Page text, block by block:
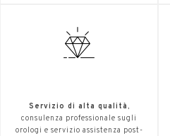
Servizio di alta qualità,
consulenza professionale sugli
orologi e servizio assistenza post-